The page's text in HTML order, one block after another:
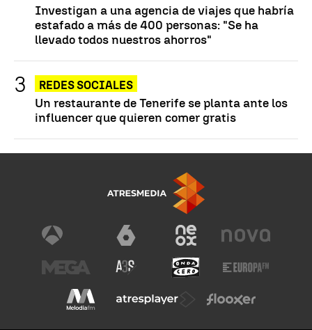
Investigan a una agencia de viajes que habría
estafado a más de 400 personas: "Se ha
llevado todos nuestros ahorros"
REDES SOCIALES
Un restaurante de Tenerife se planta ante los
influencer que quieren comer gratis